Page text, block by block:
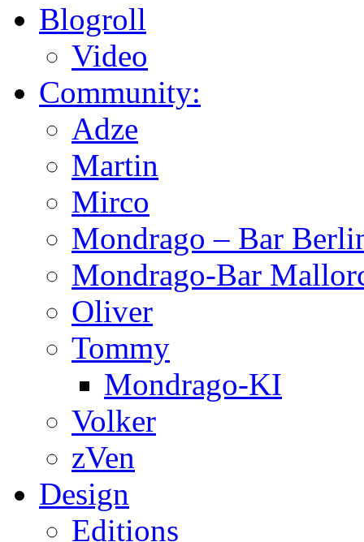
Blogroll
Video
Community:
Adze
Martin
Mirco
Mondrago – Bar
Mondrago-Bar
Oliver
Tommy
Mondrago-KI
Volker
zVen
Design
Editions